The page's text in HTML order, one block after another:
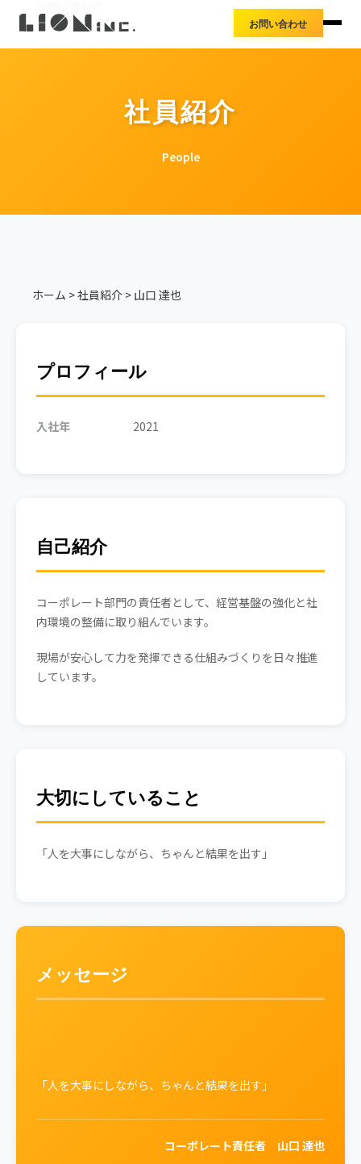
お問い合わせ
アクセス
導入事例
社員紹介
People
ホーム >社員紹介 > 山口 達也
プロフィール
入社年 2021
自己紹介
コーポレート部門の責任者として、経営基盤の強化と社
内環境の整備に取り組んでいます。
現場が安心して力を発揮できる仕組みづくりを日々推進
しています。
大切にしていること
「人を大事にしながら、ちゃんと結果を出す」
メッセージ
「人を大事にしながら、ちゃんと結果を出す」
コーポレート責任者 山口 達也